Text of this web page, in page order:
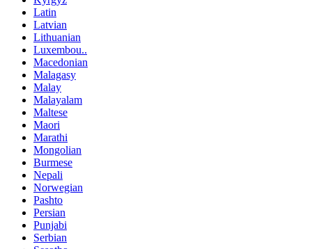
Latin
Latvian
Lithuanian
Luxembou..
Macedonian
Malagasy
Malay
Malayalam
Maltese
Maori
Marathi
Mongolian
Burmese
Nepali
Norwegian
Pashto
Persian
Punjabi
Serbian